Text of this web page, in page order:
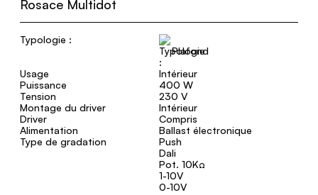
Rosace Multidot
Typologie :
Plafond
Usage
Intérieur
Puissance
400 W
Tension
230 V
Montage du driver
Intérieur
Driver
Compris
Alimentation
Ballast électronique
Type de gradation
Push
Dali
Pot. 10KΩ
1-10V
0-10V